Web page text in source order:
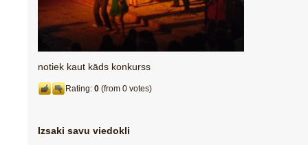
notiek kaut kāds konkurss
Rating: 0 (from 0 votes)
Izsaki savu viedokli